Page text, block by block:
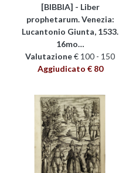
[BIBBIA] - Liber
prophetarum. Venezia:
Lucantonio Giunta, 1533.
16mo…
Valutazione€ 100 - 150
Aggiudicato € 80